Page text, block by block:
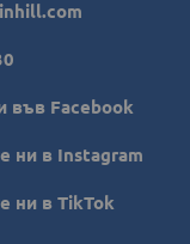
във Facebook
ни в Instagram
ни в TikTok